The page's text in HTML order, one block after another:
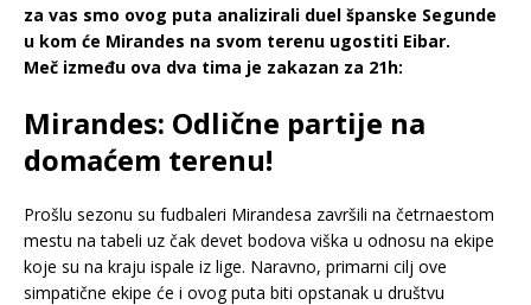
za vas smo ovog puta analizirali duel španske Segunde
u kom će Mirandes na svom terenu ugostiti Eibar.
Meč između ova dva tima je zakazan za 21h:
Mirandes: Odlične partije na
domaćem terenu!
Prošlu sezonu su fudbaleri Mirandesa završili na četrnaestom
mestu na tabeli uz čak devet bodova viška u odnosu na ekipe
koje su na kraju ispale iz lige. Naravno, primarni cilj ove
simpatične ekipe će i ovog puta biti opstanak u društvu